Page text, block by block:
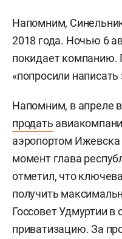
Напомним,
2018 года. Ночью 6
покидает компанию.
«попросили
Напомним, в апреле
продать
аэропортом Ижевска
момент глава
отметил, что
получить
Госсовет Удмуртии в
приватизацию. За